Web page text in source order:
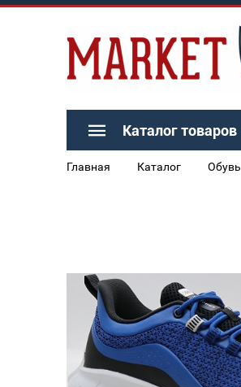
Каталог товаров
Главная Каталог Обувь